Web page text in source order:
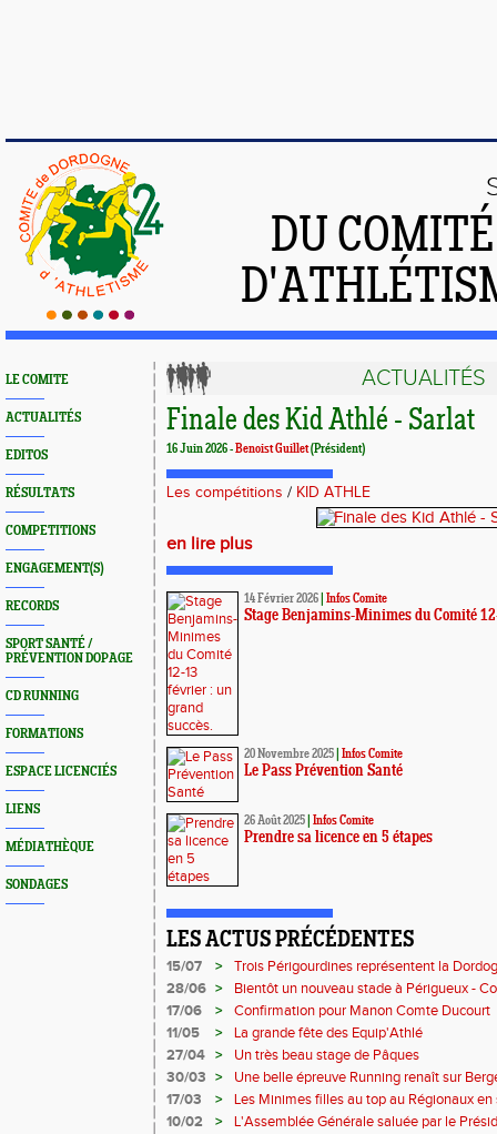
DU
LE COMITE
ACTUALITÉS
EDITOS
RÉSULTATS
COMPETITIONS
ENGAGEMENT(S)
RECORDS
SPORT SANTÉ /
PRÉVENTION DOPAGE
CD RUNNING
FORMATIONS
ESPACE LICENCIÉS
LIENS
MÉDIATHÈQUE
SONDAGES
ACTUALITÉS
Finale des Kid Athlé - Sarlat
16 Juin 2026 -Benoist Guillet(Président)
Les compétitions / KID ATHLE
en lire plus
14 Février 2026 Infos Comite
Stage Benjamins-Minimes du Comité
20 Novembre 2025 Infos Comite
Le Pass Prévention Santé
26 Août 2025 Infos Comite
Prendre sa licence en 5 étapes
LES ACTUS PRÉCÉDENTES
15/07 >
Trois Périgourdines représentent la
28/06 >
Bientôt un nouveau stade à Périgueux -
17/06
>
Confirmation pour Manon Comte Ducourt
11/05
>
La grande fête des Equip'Athlé
27/04 >
Un très beau stage de Pâques
30/03 >
Une belle épreuve Running renaît sur
17/03
>
Les Minimes filles au top au Régionaux en
10/02
>
L'Assemblée Générale saluée par le